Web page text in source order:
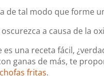
tal modo que forme
a causa de la
es una receta fácil,
ganas de más, te
fritas.